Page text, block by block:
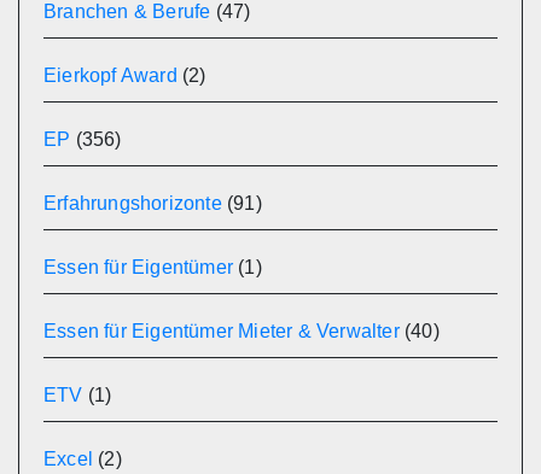
Branchen & Berufe (47)
Eierkopf Award (2)
EP (356)
Erfahrungshorizonte(91)
Essen für Eigentümer (1)
Essen für Eigentümer Mieter & Verwalter(40)
ETV (1)
Excel (2)